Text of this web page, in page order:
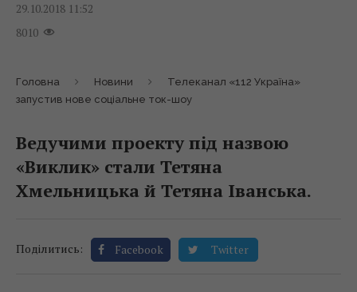
29.10.2018 11:52
8010
Головна Новини
Телеканал «112 Україна»
запустив нове соціальне ток-шоу
Ведучими проекту під назвою
«Виклик» стали Тетяна
Хмельницька й Тетяна Іванська.
Поділитись: Facebook Twitter